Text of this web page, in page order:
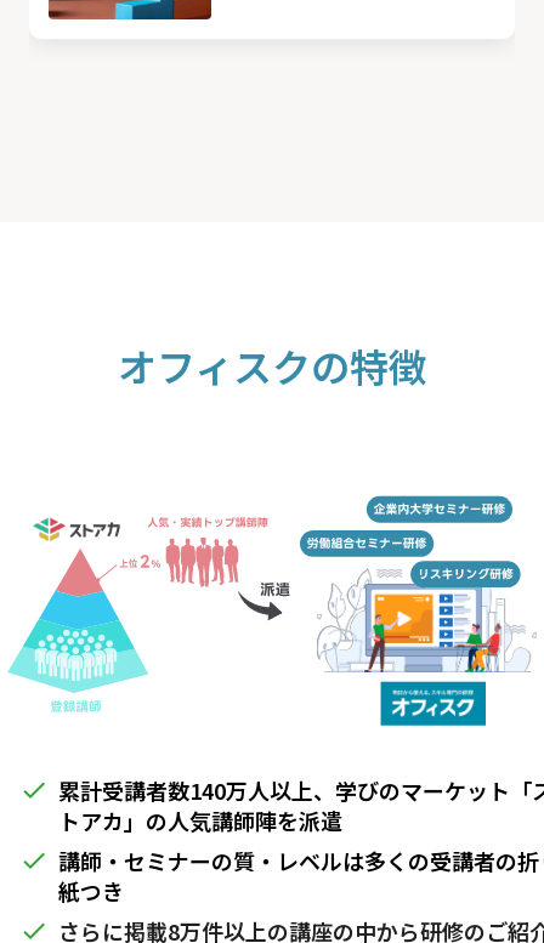
オフィスクの特徴
done 累計受講者数140万人以上、学びのマーケット「
トアカ」の人気講師陣を派遣
done 講師・セミナーの質・レベルは多くの受講者の
紙つき
done さらに掲載8万件以上の講座の中から研修のご紹